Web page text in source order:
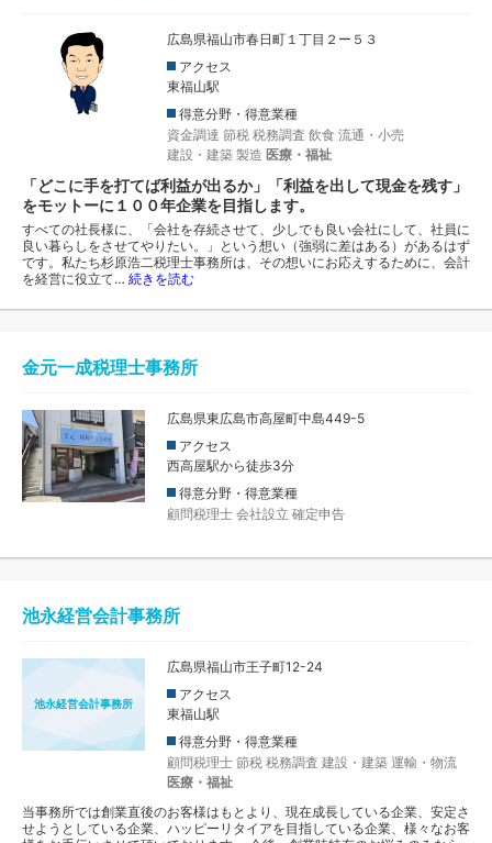
広島県福山市春日町１丁目２ー５３
アクセス
東福山駅
得意分野・得意業種
資金調達 節税 税務調査 飲食 流通・小売
建設・建築 製造 医療・福祉
「どこに手を打てば利益が出るか」「利益を出して現金を残す」
をモットーに１００年企業を目指します。
すべての社長様に、「会社を存続させて、少しでも良い会社にして、社員に
良い暮らしをさせてやりたい。」という想い（強弱に差はある）があるはず
です。私たち杉原浩二税理士事務所は、その想いにお応えするために、会計
を経営に役立て… 続きを読む
金元一成税理士事務所
広島県東広島市高屋町中島449-5
アクセス
西高屋駅から徒歩3分
得意分野・得意業種
顧問税理士 会社設立 確定申告
池永経営会計事務所
池永経営会計事務所
広島県福山市王子町12-24
アクセス
東福山駅
得意分野・得意業種
顧問税理士 節税 税務調査 建設・建築 運輸・物流
医療・福祉
当事務所では創業直後のお客様はもとより、現在成長している企業、安定さ
せようとしている企業、ハッピーリタイアを目指している企業、様々なお客